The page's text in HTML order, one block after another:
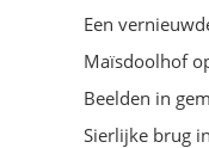
Een
Maïsdoolhof
Beelden in
Sierlijke brug